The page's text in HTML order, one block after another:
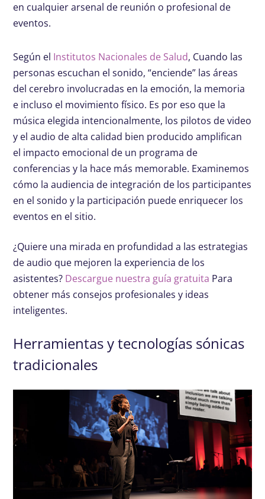
en cualquier arsenal de reunión o profesional de
eventos.
Según el Institutos Nacionales de Salud, Cuando las
personas escuchan el sonido, “enciende” las áreas
del cerebro involucradas en la emoción, la memoria
e incluso el movimiento físico. Es por eso que la
música elegida intencionalmente, los pilotos de video
y el audio de alta calidad bien producido amplifican
el impacto emocional de un programa de
conferencias y la hace más memorable. Examinemos
cómo la audiencia de integración de los participantes
en el sonido y la participación puede enriquecer los
eventos en el sitio.
¿Quiere una mirada en profundidad a las estrategias
de audio que mejoren la experiencia de los
asistentes? Descargue nuestra guía gratuita Para
obtener más consejos profesionales y ideas
inteligentes.
Herramientas y tecnologías sónicas
tradicionales